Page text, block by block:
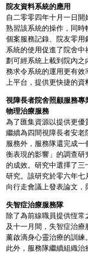
院友資料系統的應用
自二零零四年十月一日
熟習該系統的操作，同時
個案服務記錄、院友零用
系統的使用促進了院舍
劃可經系統上載到院內之
務求令系統的運用更有
上平台，提供更快捷的資
視障長者院舍照顧服務專
物理治療服務
為了匯集資源以提供更優
繼續為四間視障長者安老
服務外，服務隊還完成
衡表現的影響」的調查
的成效。研究中選擇了三
研究。該研究於零六年七
向行走會議上發表論文，
失智症治療服務隊
除了為前線職員提供恆常
及十一月間，失智症治
薰啟滴身心靈治療的訓練。
此外，服務隊繼續組織